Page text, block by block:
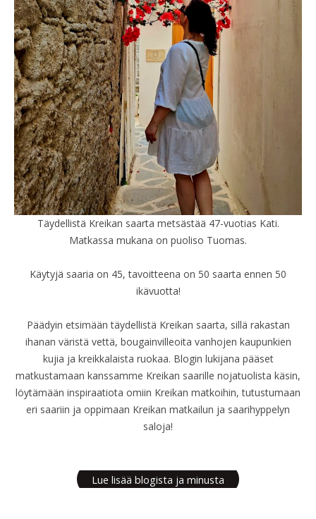
Täydellistä Kreikan saarta metsästää 47-vuotias Kati.
Matkassa mukana on puoliso Tuomas.
Käytyjä saaria on 45, tavoitteena on 50 saarta ennen 50
ikävuotta!
Päädyin etsimään täydellistä Kreikan saarta, sillä rakastan
ihanan väristä vettä, bougainvilleoita vanhojen kaupunkien
kujia ja kreikkalaista ruokaa. Blogin lukijana pääset
matkustamaan kanssamme Kreikan saarille nojatuolista käsin,
löytämään inspiraatiota omiin Kreikan matkoihin, tutustumaan
eri saariin ja oppimaan Kreikan matkailun ja saarihyppelyn
saloja!
Lue lisää blogista ja minusta